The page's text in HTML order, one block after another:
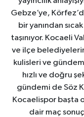
Gebze’ye,
bir yanından
taşınıyor. Kocaeli
ve ilçe
kulisleri ve
hızlı ve doğru
gündemi de Söz
Kocaelispor başta
dair maç